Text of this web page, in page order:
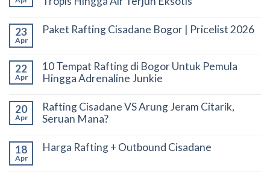
23
Apr
Paket Rafting Cisadane Bogor | Pricelist 2026
22
Apr
10 Tempat Rafting di Bogor Untuk Pemula
Hingga Adrenaline Junkie
20
Apr
Rafting Cisadane VS Arung Jeram Citarik,
Seruan Mana?
18
Apr
Harga Rafting + Outbound Cisadane